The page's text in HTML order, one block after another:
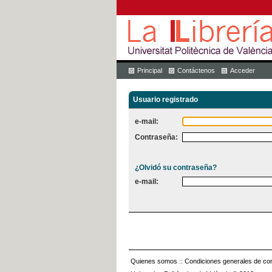
Principal Contáctenos Acceder
Usuario registrado
e-mail:
Contraseña:
¿Olvidó su contraseña?
e-mail:
Quienes somos :: Condiciones generales de